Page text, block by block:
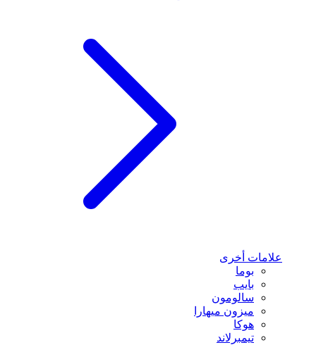
علامات أخرى
بوما
بايب
سالومون
ميزون ميهارا
هوكا
تيمبرلاند